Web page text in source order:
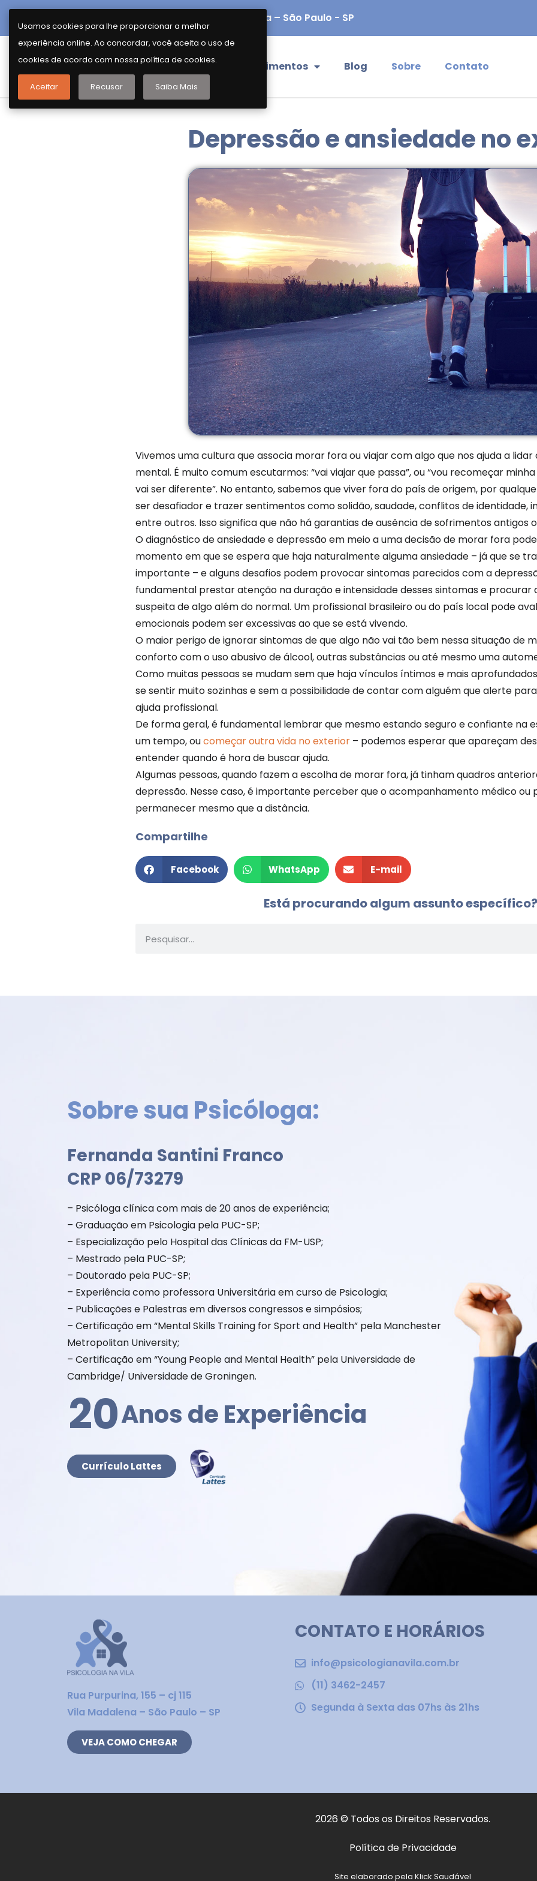
Rua Purpurina, 155 - cj 115 – Vila Madalena – São Paulo - SP
Home Atendimentos Blog Sobre Contato
Depressão e ansiedade no
Vivemos uma cultura que associa morar fora ou viajar com algo que nos ajuda a
mental. É muito comum escutarmos: “vai viajar que passa”, ou “vou recomeçar
vai ser diferente”. No entanto, sabemos que viver fora do país de origem, por
ser desafiador e trazer sentimentos como solidão, saudade, conflitos de identidade,
entre outros. Isso significa que não há garantias de ausência de sofrimentos antigos
O diagnóstico de ansiedade e depressão em meio a uma decisão de morar fora
momento em que se espera que haja naturalmente alguma ansiedade – já que se
importante – e alguns desafios podem provocar sintomas parecidos com a
fundamental prestar atenção na duração e intensidade desses sintomas e procurar
suspeita de algo além do normal. Um profissional brasileiro ou do país local pode
emocionais podem ser excessivas ao que se está vivendo.
O maior perigo de ignorar sintomas de que algo não vai tão bem nessa situação de
conforto com o uso abusivo de álcool, outras substâncias ou até mesmo uma
Como muitas pessoas se mudam sem que haja vínculos íntimos e mais
se sentir muito sozinhas e sem a possibilidade de contar com alguém que alerte
ajuda profissional.
De forma geral, é fundamental lembrar que mesmo estando seguro e confiante na
um tempo, oucomeçar outra vida no exterior – podemos esperar que apareçam
entender quando é hora de buscar ajuda.
Algumas pessoas, quando fazem a escolha de morar fora, já tinham quadros
depressão. Nesse caso, é importante perceber que o acompanhamento médico ou
permanecer mesmo que a distância.
Compartilhe
Facebook WhatsApp E-mail
Está procurando algum assunto específico?
Sobre sua Psicóloga:
Fernanda Santini Franco
CRP 06/73279
– Psicóloga clínica com mais de 20 anos de experiência;
– Graduação em Psicologia pela PUC-SP;
– Especialização pelo Hospital das Clínicas da FM-USP;
– Mestrado pela PUC-SP;
– Doutorado pela PUC-SP;
– Experiência como professora Universitária em curso de Psicologia;
– Publicações e Palestras em diversos congressos e simpósios;
– Certificação em “Mental Skills Training for Sport and Health” pela Manchester
Metropolitan University;
– Certificação em “Young People and Mental Health” pela Universidade de
Cambridge/ Universidade de Groningen.
20Anos de Experiência
Currículo Lattes
Rua Purpurina, 155 – cj 115
Vila Madalena – São Paulo – SP
VEJA COMO CHEGAR
CONTATO E HORÁRIOS
info@psicologianavila.com.br
(11) 3462-2457
Segunda à Sexta das 07hs às 21hs
2026 © Todos os Direitos Reservados.
Política de Privacidade
Site elaborado pela Klick Saudável
Usamos cookies para lhe proporcionar a melhor
experiência online. Ao concordar, você aceita o uso de
cookies de acordo com nossa política de cookies.
Aceitar Recusar Saiba Mais